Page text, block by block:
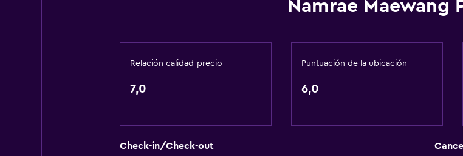
Aire
Namrae Maewang
Relación calidad-precio
7,0
Puntuación de la ubicación
6,0
Check-in/Check-out